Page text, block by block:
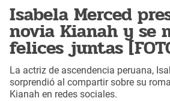
Isabela Merced
novia Kianah y se
felices juntas
La actriz de ascendencia peruana,
sorprendió al compartir sobre su
Kianah en redes sociales.